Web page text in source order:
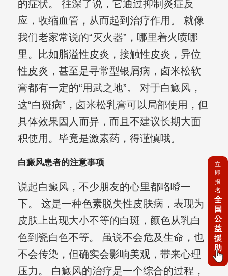
的症状。 往深了说，它通过抑制炎症反
应，收缩血管，从而起到治疗作用。 就像
我们老家常说的“灭火器”，哪里着火喷哪
里。比如脂溢性皮炎，接触性皮炎，异位
性皮炎，甚至是寻常型银屑病，卤米松软
膏都有一定的“用武之地”。 对于白癜风，
这“白斑病”，卤米松乳膏可以局部使用，但
具体效果因人而异，而且不建议长期大面
积使用。毕竟是激素药，得谨慎哦。
白癜风患者的注意事项
说起白癜风，不少朋友的心里都咯噔一
下。 这是一种色素脱失性皮肤病，表现为
皮肤上出现大小不等的白斑，颜色从乳白
色到瓷白色不等。 虽说不会危及生命，也
不会传染，但确实会影响美观，带来心理
压力。 白癜风的治疗是一个综合的过程，
立
即
报
名
全
国
公
益
援
助